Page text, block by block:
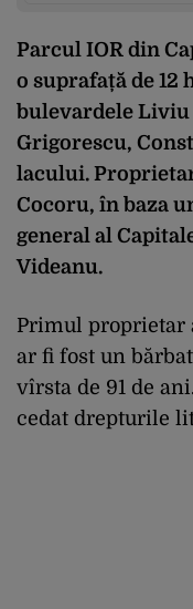
Parcul IOR din
o suprafață de
bulevardele
Grigorescu,
lacului.
Cocoru, în baza
general al
Videanu.
Primul proprietar
ar fi fost un
vîrsta de 91 de
cedat drepturile